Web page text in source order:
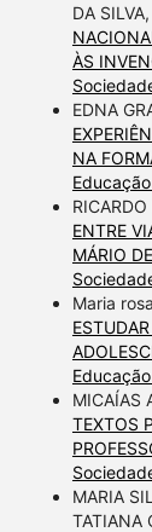
DA SILVA,
ÀS
EDNA
NA
ENTRE
MÁRIO
Maria
MICAÍAS
TEXTOS
MARIA
TATIANA